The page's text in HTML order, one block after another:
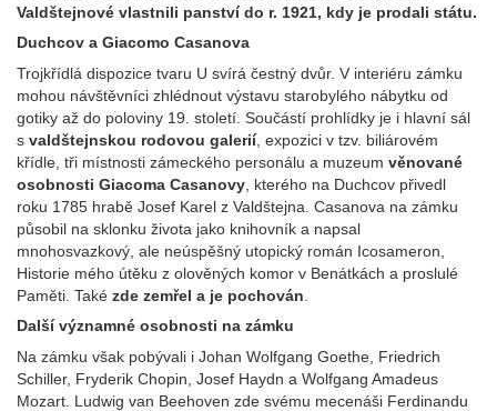
Valdštejnové vlastnili panství do r. 1921, kdy je prodali státu.
Duchcov a Giacomo Casanova
Trojkřídlá dispozice tvaru U svírá čestný dvůr. V interiéru zámku
mohou návštěvníci zhlédnout výstavu starobylého nábytku od
gotiky až do poloviny 19. století. Součástí prohlídky je i hlavní sál
s valdštejnskou rodovou galerií, expozici v tzv. biliárovém
křídle, tři místnosti zámeckého personálu a muzeum věnované
osobnosti Giacoma Casanovy , kterého na Duchcov přivedl
roku 1785 hrabě Josef Karel z Valdštejna. Casanova na zámku
působil na sklonku života jako knihovník a napsal
mnohosvazkový, ale neúspěšný utopický román Icosameron,
Historie mého útěku z olověných komor v Benátkách a proslulé
Paměti. Také zde zemřel a je pochován
Další významné osobnosti na zámku
Na zámku však pobývali i Johan Wolfgang Goethe, Friedrich
Schiller, Fryderik Chopin, Josef Haydn a Wolfgang Amadeus
Mozart. Ludwig van Beehoven zde svému mecenáši Ferdinandu